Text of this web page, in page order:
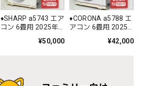
♦️SHARP a5743 エア
コン 6畳用 2025年
¥50,000
♦️CORONA a5788 エ
アコン 6畳用 2025
¥42,000